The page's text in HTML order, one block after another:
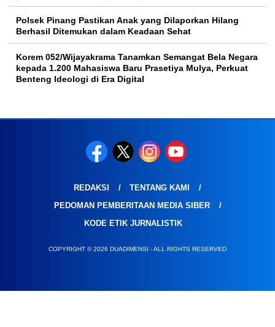
Polsek Pinang Pastikan Anak yang Dilaporkan Hilang
Berhasil Ditemukan dalam Keadaan Sehat
Korem 052/Wijayakrama Tanamkan Semangat Bela Negara
kepada 1.200 Mahasiswa Baru Prasetiya Mulya, Perkuat
Benteng Ideologi di Era Digital
REDAKSI
TENTANG KAMI
PEDOMAN PEMBERITAAN MEDIA SIBER
KODE ETIK JURNALISTIK
COPYRIGHT © 2026 DUADIMENSI - ALL RIGHTS RESERVED